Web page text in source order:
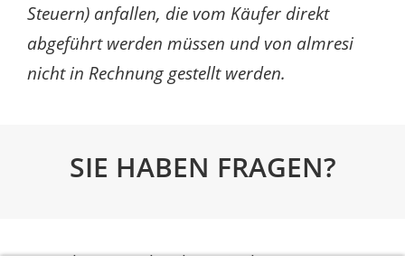
Steuern) anfallen, die vom Käufer direkt
abgeführt werden müssen und von almresi
nicht in Rechnung gestellt werden.
SIE HABEN FRAGEN?